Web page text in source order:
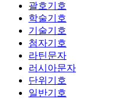
괄호기호
학술기호
기술기호
첨자기호
라틴문자
러시아문자
단위기호
일반기호